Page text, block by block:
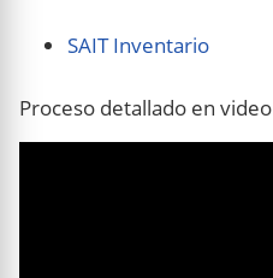
SAIT Inventario
Proceso detallado en video